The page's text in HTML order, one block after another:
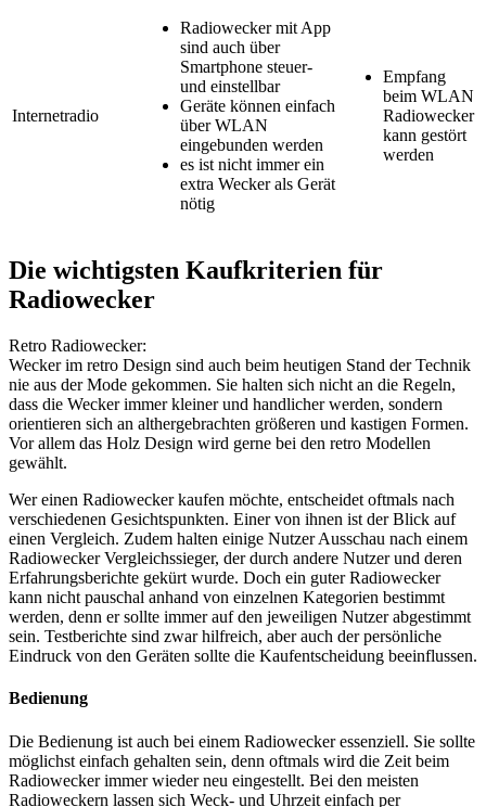
Internetradio
Radiowecker mit App
sind auch über
Smartphone steuer-
und einstellbar
Geräte können einfach
über WLAN
eingebunden werden
es ist nicht immer ein
extra Wecker als Gerät
nötig
Empfang
beim WLAN
Radiowecker
kann gestört
werden
Die wichtigsten Kaufkriterien für
Radiowecker
Retro Radiowecker:
Wecker im retro Design sind auch beim heutigen Stand der Technik
nie aus der Mode gekommen. Sie halten sich nicht an die Regeln,
dass die Wecker immer kleiner und handlicher werden, sondern
orientieren sich an althergebrachten größeren und kastigen Formen.
Vor allem das Holz Design wird gerne bei den retro Modellen
gewählt.
Wer einen Radiowecker kaufen möchte, entscheidet oftmals nach
verschiedenen Gesichtspunkten. Einer von ihnen ist der Blick auf
einen Vergleich. Zudem halten einige Nutzer Ausschau nach einem
Radiowecker Vergleichssieger, der durch andere Nutzer und deren
Erfahrungsberichte gekürt wurde. Doch ein guter Radiowecker
kann nicht pauschal anhand von einzelnen Kategorien bestimmt
werden, denn er sollte immer auf den jeweiligen Nutzer abgestimmt
sein. Testberichte sind zwar hilfreich, aber auch der persönliche
Eindruck von den Geräten sollte die Kaufentscheidung beeinflussen.
Bedienung
Die Bedienung ist auch bei einem Radiowecker essenziell. Sie sollte
möglichst einfach gehalten sein, denn oftmals wird die Zeit beim
Radiowecker immer wieder neu eingestellt. Bei den meisten
Radioweckern lassen sich Weck- und Uhrzeit einfach per